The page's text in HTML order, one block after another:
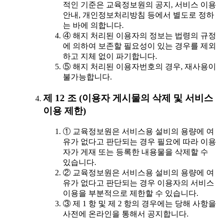
적인 기준은 교육정보원의 공지, 서비스 이용
안내, 개인정보처리방침 등에서 별도로 정하
는 바에 의합니다.
④ 해지 처리된 이용자의 정보는 법령의 규정
에 의하여 보존할 필요성이 있는 경우를 제외
하고 지체 없이 파기합니다.
⑤ 해지 처리된 이용자번호의 경우, 재사용이
불가능합니다.
제 12 조 (이용자 게시물의 삭제 및 서비스
이용 제한)
① 교육정보원은 서비스용 설비의 용량에 여
유가 없다고 판단되는 경우 필요에 따라 이용
자가 게재 또는 등록한 내용물을 삭제할 수
있습니다.
② 교육정보원은 서비스용 설비의 용량에 여
유가 없다고 판단되는 경우 이용자의 서비스
이용을 부분적으로 제한할 수 있습니다.
③ 제 1 항 및 제 2 항의 경우에는 당해 사항을
사전에 온라인을 통해서 공지합니다.